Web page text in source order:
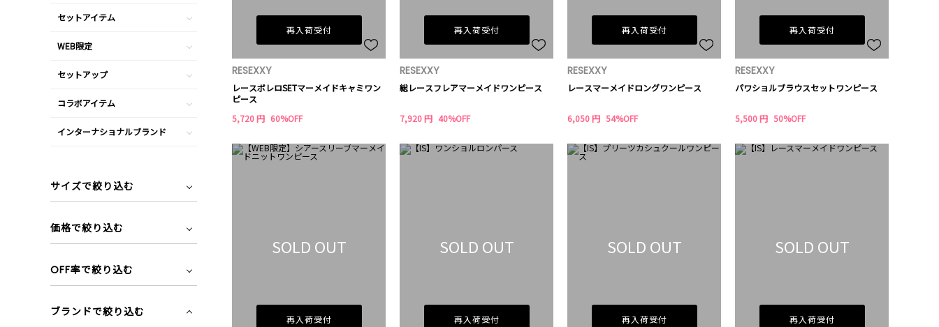
再入荷受付
RESEXXY
レースボレロSETマーメイドキャミワン
ピース
5,720 円 60%OFF
再入荷受付
RESEXXY
総レースフレアマーメイドワンピース
7,920 円 40%OFF
再入荷受付
RESEXXY
レースマーメイドロングワンピース
6,050 円 54%OFF
再入荷受付
RESEXXY
パワショルブラウスセットワンピース
5,500 円 50%OFF
SOLD OUT
再入荷受付
SOLD OUT
再入荷受付
SOLD OUT
再入荷受付
SOLD OUT
再入荷受付
セットアイテム
WEB限定
セットアップ
コラボアイテム
インターナショナルブランド
サイズで絞り込む
価格で絞り込む
OFF率で絞り込む
ブランドで絞り込む